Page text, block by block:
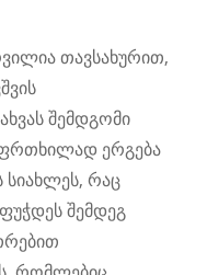
თავსახურით,
შემდგომი
ფრთხილად ერგება
სიახლეს, რაც
შემდეგ